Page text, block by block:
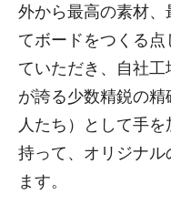
外から最高の素材、
てボードをつくる
ていただき、自社
が誇る少数精鋭の
人たち）として手
持って、オリジナ
ます。